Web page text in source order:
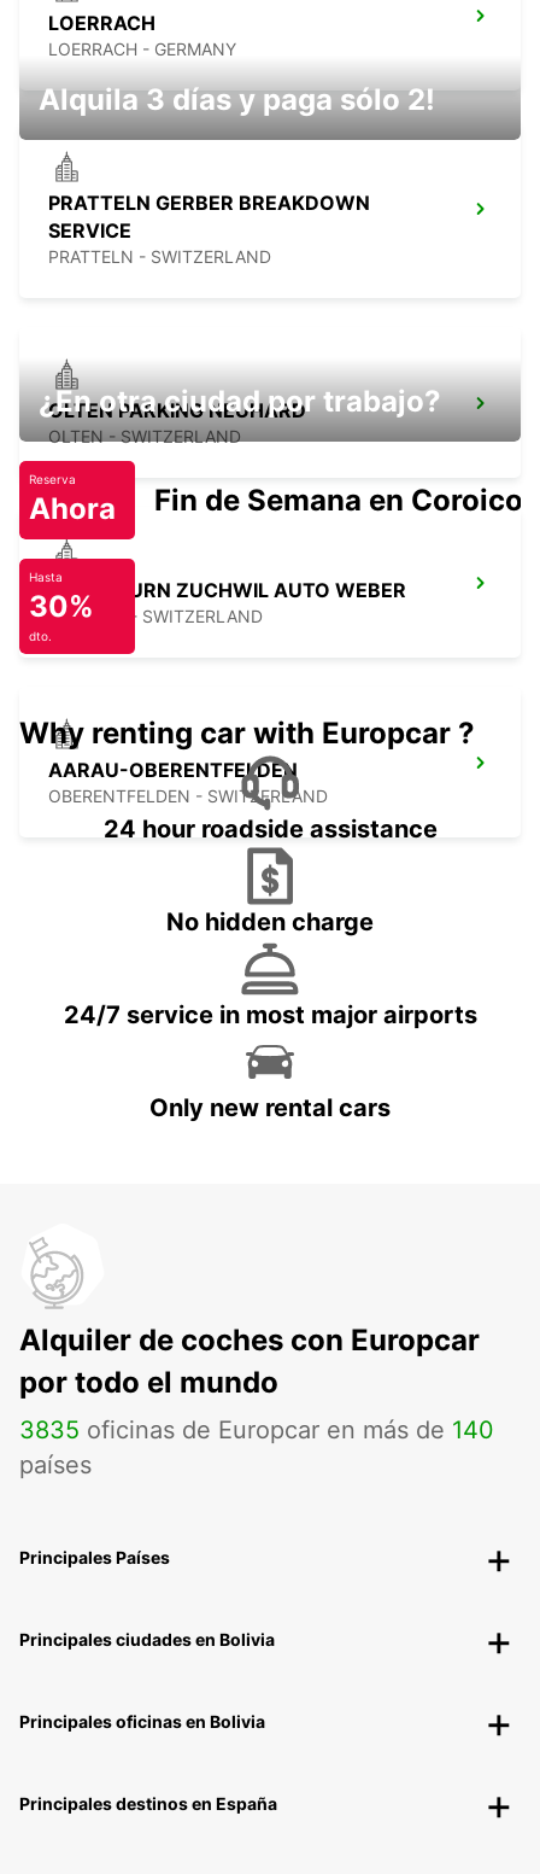
LOERRACH
LOERRACH - GERMANY
PRATTELN GERBER BREAKDOWN
SERVICE
PRATTELN - SWITZERLAND
OLTEN PARKING NEUHARD
OLTEN - SWITZERLAND
SOLOTHURN ZUCHWIL AUTO WEBER
ZUCHWIL - SWITZERLAND
AARAU-OBERENTFELDEN
OBERENTFELDEN - SWITZERLAND
Alquila 3 días y paga sólo 2!
¿En otra ciudad por trabajo?
Reserva
Ahora Fin de Semana en Coroico.
Hasta
30%
dto.
Why renting car with Europcar ?
24 hour roadside assistance
No hidden charge
24/7 service in most major airports
Only new rental cars
Alquiler de coches con Europcar
por todo el mundo
3835 oficinas de Europcar en más de 140
países
Principales Países
Principales ciudades en Bolivia
Principales oficinas en Bolivia
Principales destinos en España